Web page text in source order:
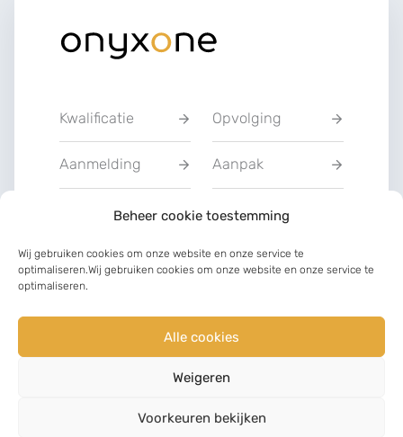
Beheer cookie toestemming
Wij gebruiken cookies om onze website en onze service te
optimaliseren.Wij gebruiken cookies om onze website en onze service te
optimaliseren.
Alle cookies
Weigeren
Voorkeuren bekijken
Kwalificatie Opvolging
Aanmelding Aanpak
Privacyverklarin
Communicatie